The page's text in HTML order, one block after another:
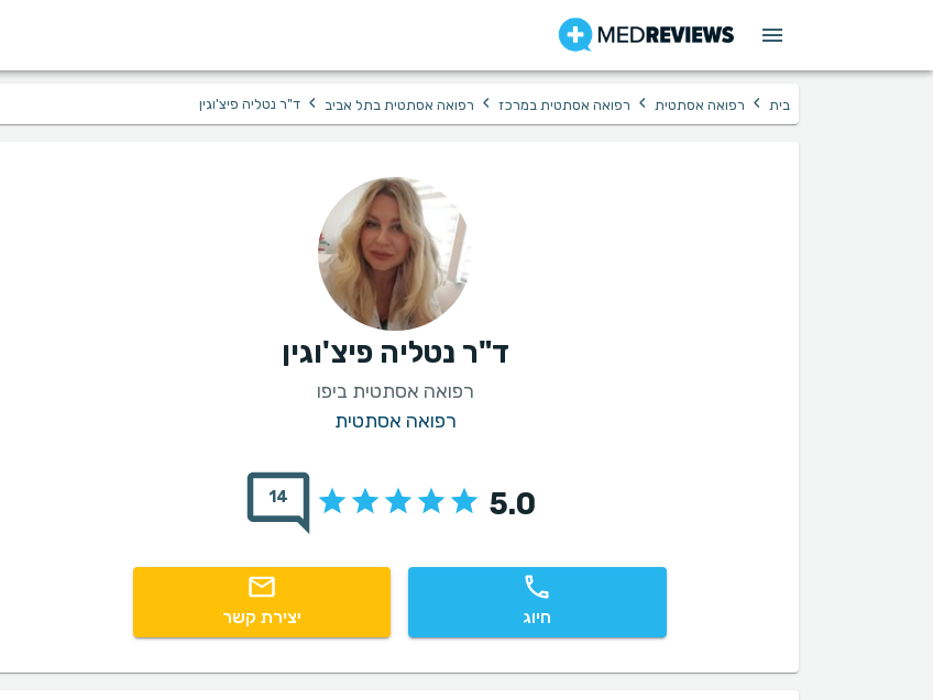
בית › רפואה אסתטית › רפואה אסתטית במרכז › רפואה אסתטית בתל אביב › ד"ר נטליה פיצ'וגין
ד"ר נטליה פיצ'וגין
רפואה אסתטית ביפו
רפואה אסתטית
5.0
14
חיוג יצירת קשר